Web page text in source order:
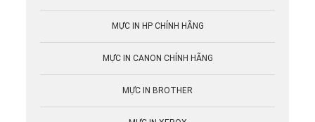
MỰC IN HP CHÍNH HÃNG
MỰC IN CANON CHÍNH HÃNG
MỰC IN BROTHER